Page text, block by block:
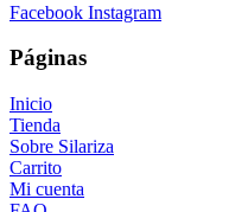
Facebook Instagram
Páginas
Inicio
Tienda
Sobre Silariza
Carrito
Mi cuenta